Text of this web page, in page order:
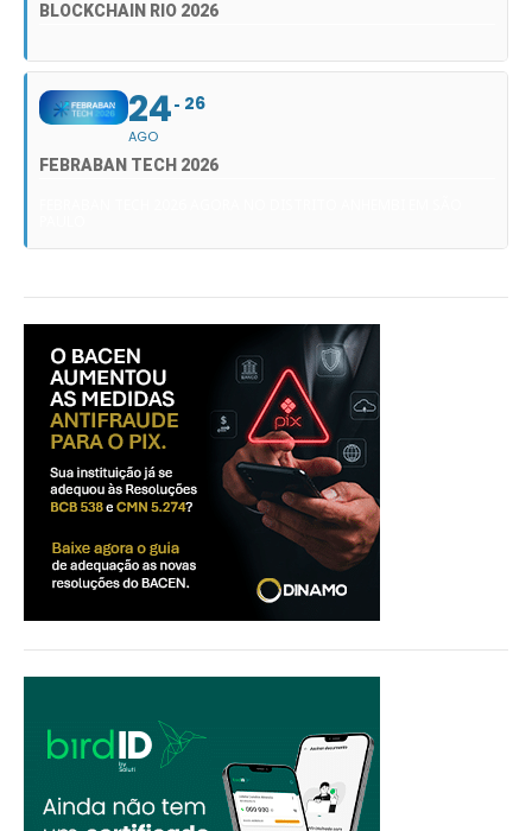
BLOCKCHAIN RIO 2026
24
AGO
26
FEBRABAN TECH 2026